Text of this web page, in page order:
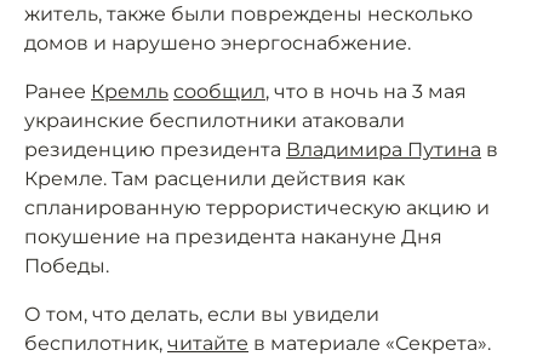
житель, также были повреждены несколько
домов и нарушено энергоснабжение.
Ранее Кремль сообщил, что в ночь на 3 мая
украинские беспилотники атаковали
резиденцию президента Владимира Путина в
Кремле. Там расценили действия как
спланированную террористическую акцию и
покушение на президента накануне Дня
Победы.
О том, что делать, если вы увидели
беспилотник, читайте в материале «Секрета».